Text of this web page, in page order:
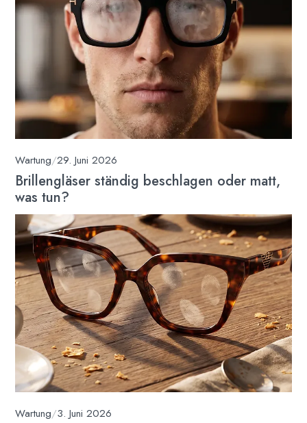
Wartung/29. Juni 2026
Brillengläser ständig beschlagen oder matt,
was tun?
Wartung/3. Juni 2026